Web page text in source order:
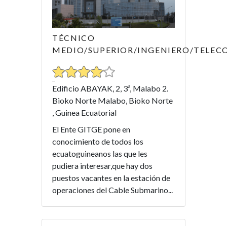
TÉCNICO
MEDIO/SUPERIOR/INGENIERO/
Edificio ABAYAK, 2, 3ª, Malabo 2.
Bioko Norte Malabo, Bioko Norte
, Guinea Ecuatorial
El Ente GITGE pone en
conocimiento de todos los
ecuatoguineanos las que les
pudiera interesar,que hay dos
puestos vacantes en la estación de
operaciones del Cable Submarino...